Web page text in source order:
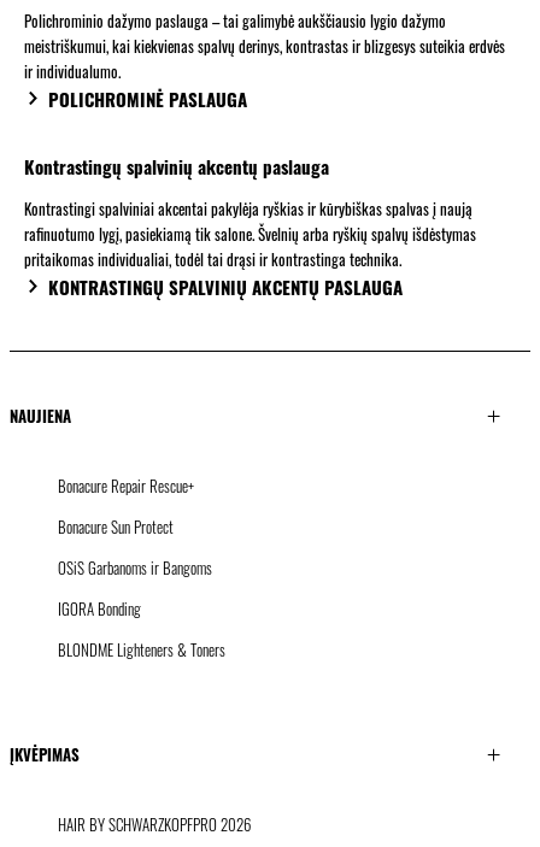
Polichrominio dažymo paslauga – tai galimybė aukščiausio lygio dažymo
meistriškumui, kai kiekvienas spalvų derinys, kontrastas ir blizgesys suteikia erdvės
ir individualumo.
POLICHROMINĖ PASLAUGA
Kontrastingų spalvinių akcentų paslauga
Kontrastingi spalviniai akcentai pakylėja ryškias ir kūrybiškas spalvas į naują
rafinuotumo lygį, pasiekiamą tik salone. Švelnių arba ryškių spalvų išdėstymas
pritaikomas individualiai, todėl tai drąsi ir kontrastinga technika.
KONTRASTINGŲ SPALVINIŲ AKCENTŲ PASLAUGA
NAUJIENA
Bonacure Repair Rescue+
Bonacure Sun Protect
OSiS Garbanoms ir Bangoms
IGORA Bonding
BLONDME Lighteners & Toners
ĮKVĖPIMAS
HAIR BY SCHWARZKOPFPRO 2026